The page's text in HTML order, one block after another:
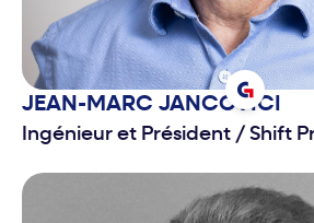
JEAN-MARC JANCOVICI
Ingénieur et Président / Shift